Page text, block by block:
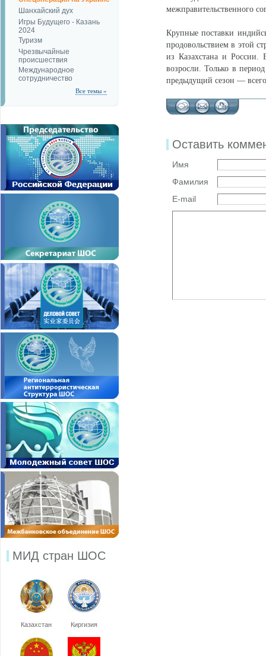
Шанхайский дух
Игры Будущего - Казань
2024
Туризм
Чрезвычайные
происшествия
Международное
сотрудничество
Все темы »
МИД стран ШОС
Казахстан Киргизия
межправительственного
Крупные поставки
продовольствием в этой
из Казахстана и России.
возросли. Только в
предыдущий сезон —
Оставить
Имя
Фамилия
E-mail